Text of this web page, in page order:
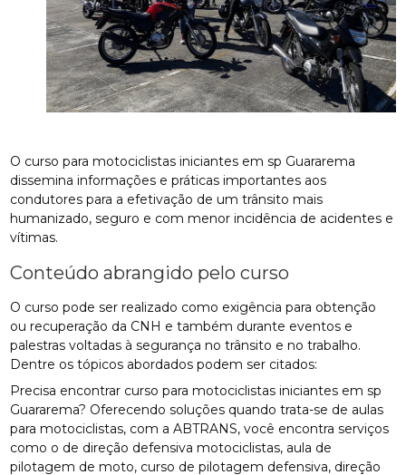
O curso para motociclistas iniciantes em sp Guararema
dissemina informações e práticas importantes aos
condutores para a efetivação de um trânsito mais
humanizado, seguro e com menor incidência de acidentes e
vítimas.
Conteúdo abrangido pelo curso
O curso pode ser realizado como exigência para obtenção
ou recuperação da CNH e também durante eventos e
palestras voltadas à segurança no trânsito e no trabalho.
Dentre os tópicos abordados podem ser citados:
Precisa encontrar curso para motociclistas iniciantes em sp
Guararema? Oferecendo soluções quando trata-se de aulas
para motociclistas, com a ABTRANS, você encontra serviços
como o de direção defensiva motociclistas, aula de
pilotagem de moto, curso de pilotagem defensiva, direção